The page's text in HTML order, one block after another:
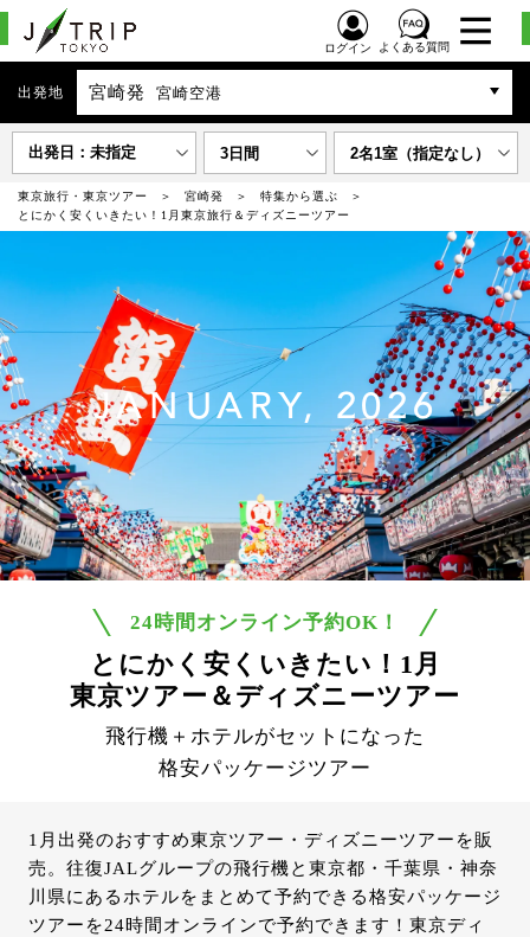
ログイン よくある質問
出発地 宮崎発 宮崎空港
出発日：未指定 3日間 2名1室（指定なし）
東京旅行・東京ツアー 宮崎発
特集から選ぶ
とにかく安くいきたい！1月東京旅行＆ディズニーツアー
JANUARY, 2026
24時間オンライン予約OK！
とにかく安くいきたい！1月
東京ツアー＆ディズニーツアー
飛行機＋ホテルがセットになった
格安パッケージツアー
1月出発のおすすめ東京ツアー・ディズニーツアーを販
売。往復JALグループの飛行機と東京都・千葉県・神奈
川県にあるホテルをまとめて予約できる格安パッケージ
ツアーを24時間オンラインで予約できます！東京ディ